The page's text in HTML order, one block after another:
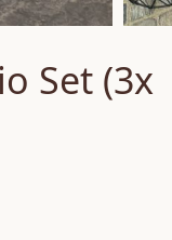
Set (3x